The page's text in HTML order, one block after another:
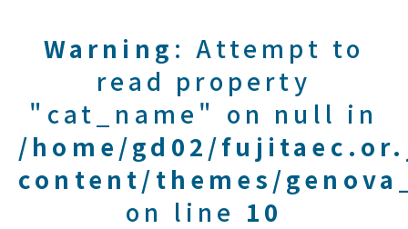
Warning : Attempt to
read property
"cat_name" on null in
/home/gd02/
content/themes/
on line 10